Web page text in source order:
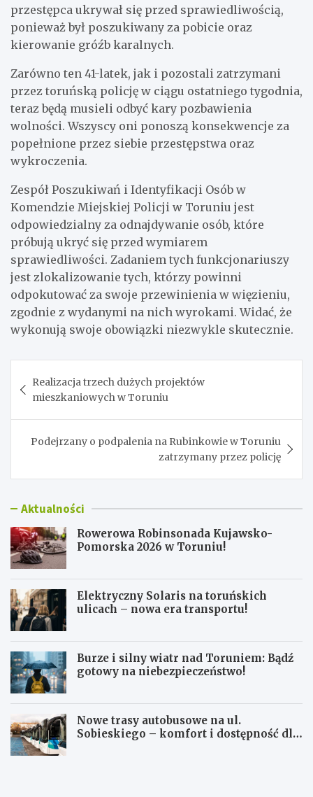
przestępca ukrywał się przed sprawiedliwością,
ponieważ był poszukiwany za pobicie oraz
kierowanie gróźb karalnych.
Zarówno ten 41-latek, jak i pozostali zatrzymani
przez toruńską policję w ciągu ostatniego tygodnia,
teraz będą musieli odbyć kary pozbawienia
wolności. Wszyscy oni ponoszą konsekwencje za
popełnione przez siebie przestępstwa oraz
wykroczenia.
Zespół Poszukiwań i Identyfikacji Osób w
Komendzie Miejskiej Policji w Toruniu jest
odpowiedzialny za odnajdywanie osób, które
próbują ukryć się przed wymiarem
sprawiedliwości. Zadaniem tych funkcjonariuszy
jest zlokalizowanie tych, którzy powinni
odpokutować za swoje przewinienia w więzieniu,
zgodnie z wydanymi na nich wyrokami. Widać, że
wykonują swoje obowiązki niezwykle skutecznie.
wpisu
Realizacja trzech dużych projektów
mieszkaniowych w Toruniu
Podejrzany o podpalenia na Rubinkowie w Toruniu
zatrzymany przez policję
Aktualności
Rowerowa Robinsonada Kujawsko-
Pomorska 2026 w Toruniu!
Elektryczny Solaris na toruńskich
ulicach – nowa era transportu!
Burze i silny wiatr nad Toruniem: Bądź
gotowy na niebezpieczeństwo!
Nowe trasy autobusowe na ul.
Sobieskiego – komfort i dostępność dla
R
E